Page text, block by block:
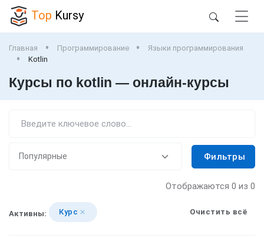
Top Kursy
Главная Программирование
Языки программирования
Kotlin
Курсы по kotlin — онлайн-курсы
Фильтры
Отображаются 0 из 0
Активны: Курс Очистить всё